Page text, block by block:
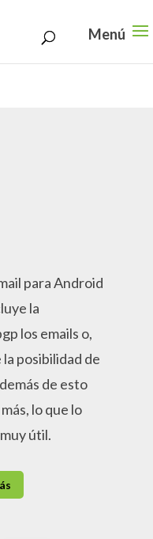
para Android
la
los emails o,
posibilidad de
de esto
lo que lo
útil.